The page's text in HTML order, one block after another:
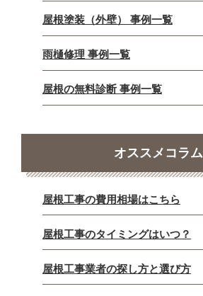
屋根塗装（外壁） 事例一覧
雨樋修理 事例一覧
屋根の無料診断 事例一覧
オススメコラム
屋根工事の費用相場はこちら
屋根工事のタイミングはいつ？
屋根工事業者の探し方と選び方